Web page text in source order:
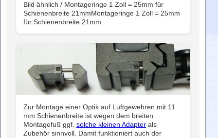
Bild ähnlich / Montageringe 1 Zoll = 25mm für
Schienenbreite 21mmMontageringe 1 Zoll = 25mm
für Schienenbreite 21mm
Zur Montage einer Optik auf Luftgewehren mit 11
mm Schienenbreite ist wegen dem breiten
Montagefuß ggf. solche kleinen Adapter als
Zubehör sinnvoll. Damit funktioniert auch der